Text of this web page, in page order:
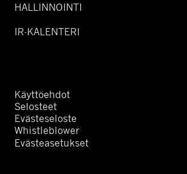
HALLINNOINTI
IR-KALENTERI
Käyttöehdot
Selosteet
Evästeseloste
Whistleblower
Evästeasetukset